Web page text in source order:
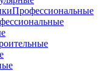
Профессиональные